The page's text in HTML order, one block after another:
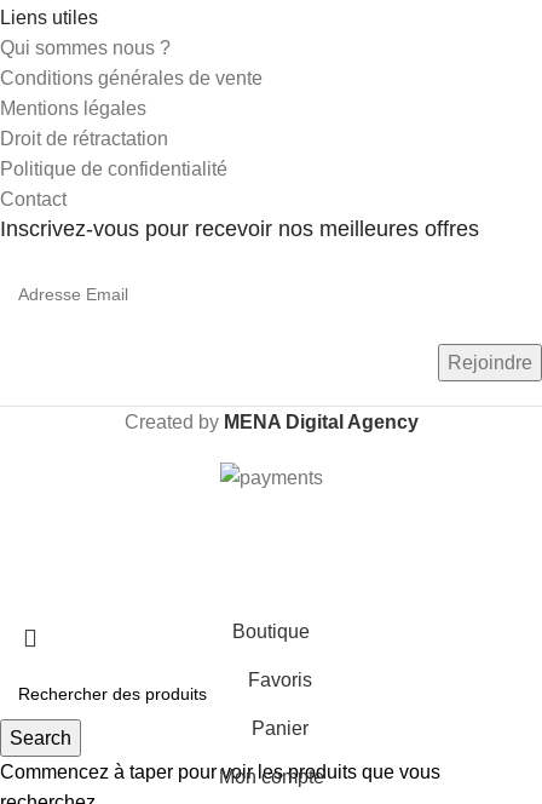
Liens utiles
Qui sommes nous ?
Conditions générales de vente
Mentions légales
Droit de rétractation
Politique de confidentialité
Contact
Inscrivez-vous pour recevoir nos meilleures offres
Created by MENA Digital Agency
Search
Commencez à taper pour voir les produits que vous
Boutique
Favoris
Panier
Mon compte